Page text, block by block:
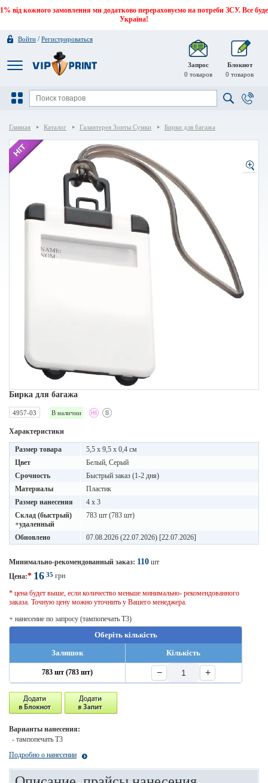
1% від кожного замовлення ми додатково перераховуємо на потреби ЗСУ. Все буде
Україна!
Войти /Регистрироваться
Запрос
0 товаров
Блокнот
0 товаров
Главная Каталог Галантерея Зонты Сумки Бирки для багажа
Бирка для багажа
4957-03 В наличии
Характеристики
Размер товара
5,5 x 9,5 x 0,4 см
Цвет
Белый, Серый
Срочность
Быстрый заказ (1-2 дня)
Материалы
Пластик
Размер нанесения
4 x 3
Склад (быстрый)
+удаленный
783 шт (783 шт)
Обновлено 07.08.2026 (22.07.2026) [22.07.2026]
Минимально-рекомендованный заказ: 110 шт
Цена:* 16 35 грн
* цена будет выше, если количество меньше минимально- рекомендованного
заказа. Точную цену можно уточнить у Вашего менеджера.
+ нанесение по запросу (тампопечать T3)
Оберіть кількість
Залишок
Кількість
783 шт (783 шт) − +
Варианты нанесения:
- тампопечать T3
Подробно о нанесении